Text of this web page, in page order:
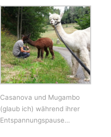
Casanova und Mugambo
(glaub ich) während ihrer
Entspannungspause…